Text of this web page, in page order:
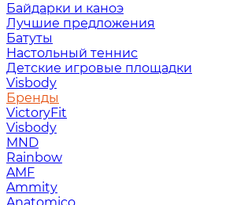
Байдарки и каноэ
Лучшие предложения
Батуты
Настольный теннис
Детские игровые площадки
Visbody
Бренды
VictoryFit
Visbody
MND
Rainbow
AMF
Ammity